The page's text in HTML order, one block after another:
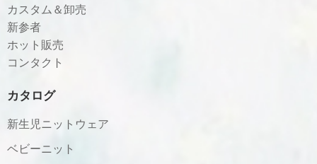
カスタム＆卸売
新参者
ホット販売
コンタクト
カタログ
新生児ニットウェア
ベビーニット